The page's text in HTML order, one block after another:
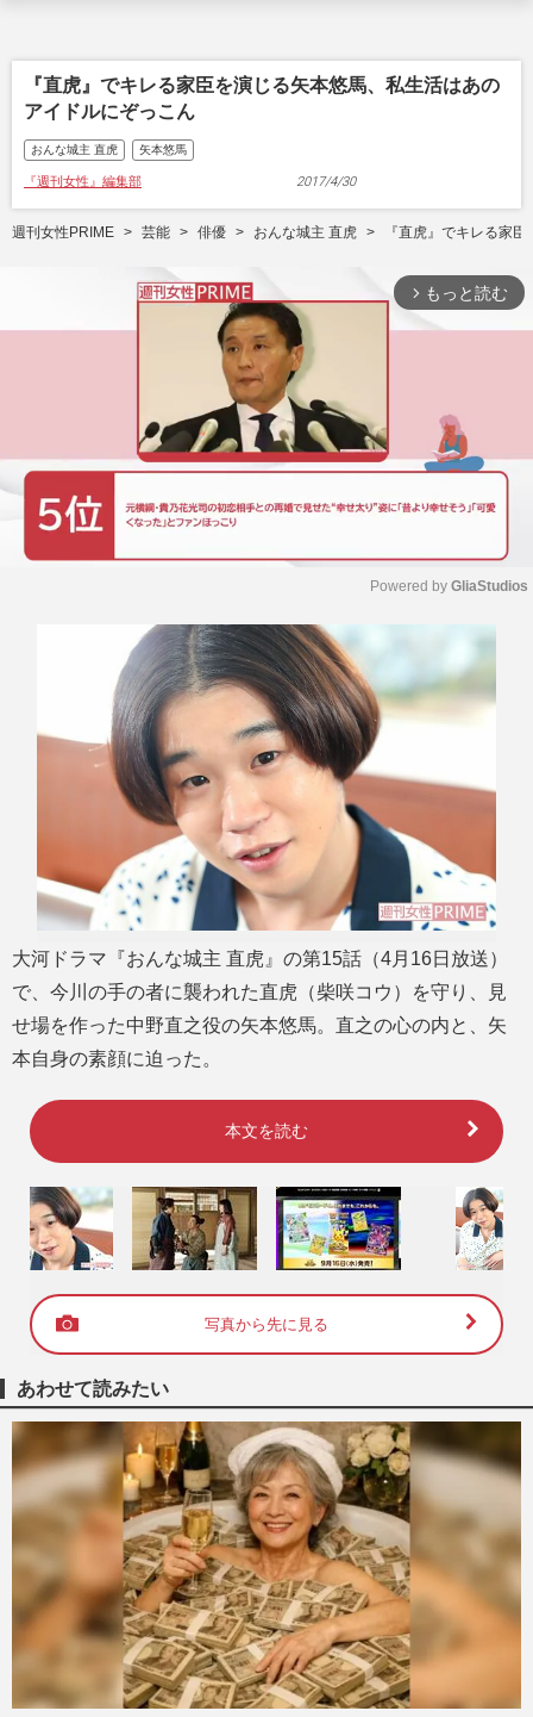
『直虎』でキレる家臣を演じる矢本悠馬、私生活はあの
アイドルにぞっこん
おんな城主 直虎 矢本悠馬
『週刊女性』編集部 2017/4/30
週刊女性PRIME 芸能 俳優 おんな城主 直虎 『直虎』でキレる家
arrow_forward_ios もっと読む
t
Powered by GliaStudios
大河ドラマ『おんな城主 直虎』の第15話（4月16日放送）
で、今川の手の者に襲われた直虎（柴咲コウ）を守り、見
せ場を作った中野直之役の矢本悠馬。直之の心の内と、矢
本自身の素顔に迫った。
本文を読む
写真から先に見る
あわせて読みたい